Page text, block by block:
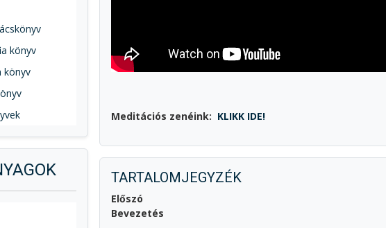
könyv
könyv
Meditációs zenéink: KLIKK IDE!
TARTALOMJEGYZÉK
Előszó
Bevezetés